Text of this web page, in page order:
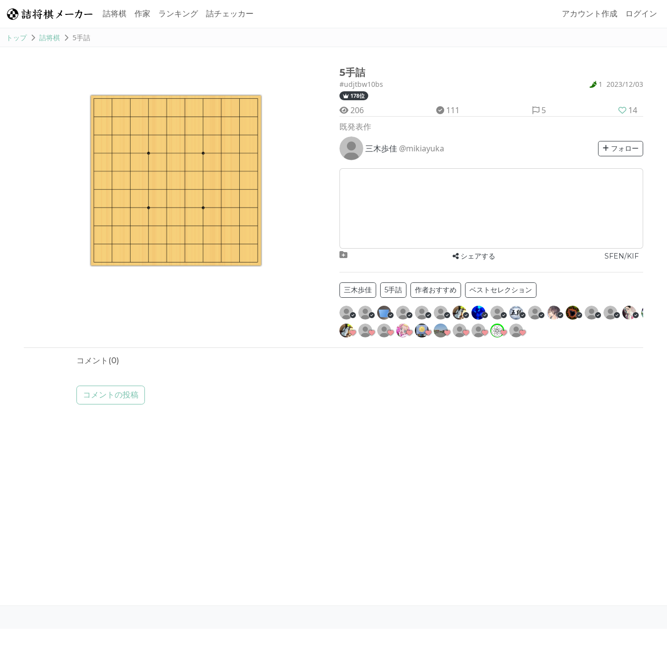
詰将棋 作家 ランキング 詰チェッカー アカウント作成 ログイン
トップ 詰将棋 5手詰
5手詰
#udjtbw10bs 1 2023/12/03
178位
206 111 5
14
既発表作
三木歩佳 @mikiayuka フォロー
シェアする SFEN/KIF
三木歩佳 5手詰 作者おすすめ ベストセレクション
コメント(0)
コメントの投稿